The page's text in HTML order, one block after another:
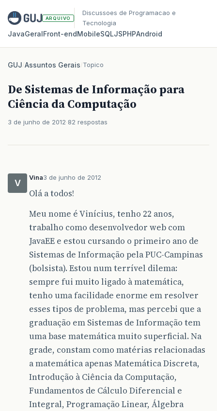
ARQUIVO
Discussoes de Programacao e
Tecnologia
JavaGeralFront‑endMobileSQLJSPHPAndroid
GUJ/Assuntos Gerais/Topico
De Sistemas de Informação para
Ciência da Computação
3 de junho de 2012 82 respostas
V
Vina3 de junho de 2012
Olá a todos!
Meu nome é Vinícius, tenho 22 anos,
trabalho como desenvolvedor web com
JavaEE e estou cursando o primeiro ano de
Sistemas de Informação pela PUC-Campinas
(bolsista). Estou num terrível dilema:
sempre fui muito ligado à matemática,
tenho uma facilidade enorme em resolver
esses tipos de problema, mas percebi que a
graduação em Sistemas de Informação tem
uma base matemática muito superficial. Na
grade, constam como matérias relacionadas
a matemática apenas Matemática Discreta,
Introdução à Ciência da Computação,
Fundamentos de Cálculo Diferencial e
Integral, Programação Linear, Álgebra